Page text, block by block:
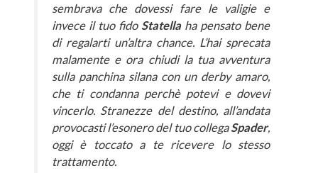
sembrava che dovessi fare le valigie e
invece il tuo fidoStatellaha pensato bene
di regalarti un’altra chance. L’hai sprecata
malamente e ora chiudi la tua avventura
sulla panchina silana con un derby amaro,
che ti condanna perchè potevi e dovevi
vincerlo. Stranezze del destino, all’andata
provocasti l’esonero del tuo collegaSpader,
oggi è toccato a te ricevere lo stesso
trattamento.